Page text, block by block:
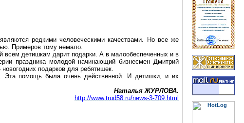
редкими человеческими качествами. Но всеже
Примеров тому немало.
всем детишкам дарит подарки. А в малообеспеченных и в
праздника молодой начинающий бизнесмен Дмитрий
подарков для ребятишек.
Эта помощь была очень действенной. И детишки, и их
Наталья ЖУРЛОВА.
http://www.trud58.ru/news-3-709.html